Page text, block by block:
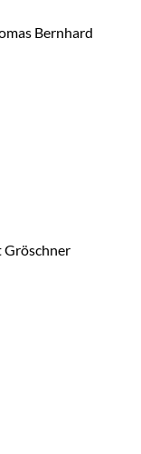
Bernhard
Gröschner